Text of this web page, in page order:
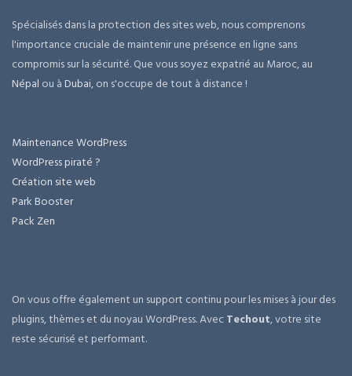
Spécialisés dans la protection des sites web, nous comprenons
l'importance cruciale de maintenir une présence en ligne sans
compromis sur la sécurité. Que vous soyez expatrié au Maroc, au
Népal ou àDubai, on s'occupe de tout à distance !
Maintenance WordPress
WordPress piraté ?
Création site web
Park Booster
Pack Zen
On vous offre également un support continu pour les mises à jour des
plugins, thèmes et du noyau WordPress. AvecTechout, votre site
reste sécurisé et performant.